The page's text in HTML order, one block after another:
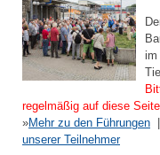
im
regelmäßig auf diese
»Mehr zu den Führungen
unserer Teilnehmer